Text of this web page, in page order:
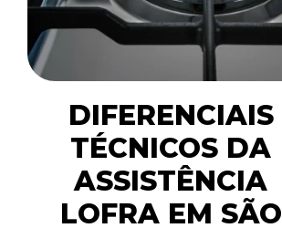
DIFERENCIAIS
TÉCNICOS DA
ASSISTÊNCIA
LOFRA EM SÃO